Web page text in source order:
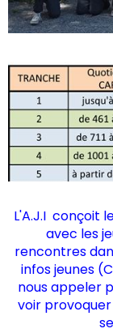
L'A.J.I conçoit
avec les
rencontres
infos jeunes (
nous appeler
voir